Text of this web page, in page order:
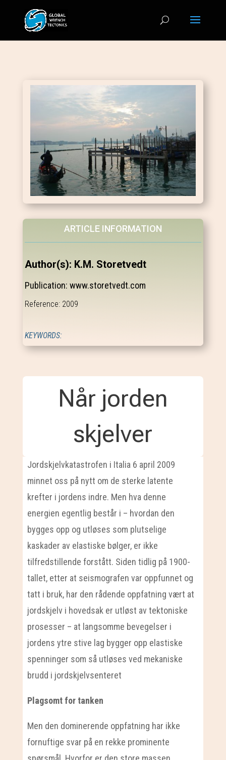
ARTICLE INFORMATION
Author(s): K.M. Storetvedt
Publication: www.storetvedt.com
Reference: 2009
KEYWORDS:
Når jorden
skjelver
Jordskjelvkatastrofen i Italia 6 april 2009
minnet oss på nytt om de sterke latente
krefter i jordens indre. Men hva denne
energien egentlig består i – hvordan den
bygges opp og utløses som plutselige
kaskader av elastiske bølger, er ikke
tilfredstillende forstått. Siden tidlig på 1900-
tallet, etter at seismografen var oppfunnet og
tatt i bruk, har den rådende oppfatning vært at
jordskjelv i hovedsak er utløst av tektoniske
prosesser – at langsomme bevegelser i
jordens ytre stive lag bygger opp elastiske
spenninger som så utløses ved mekaniske
brudd i jordskjelvsenteret
Plagsomt for tanken
Men den dominerende oppfatning har ikke
fornuftige svar på en rekke prominente